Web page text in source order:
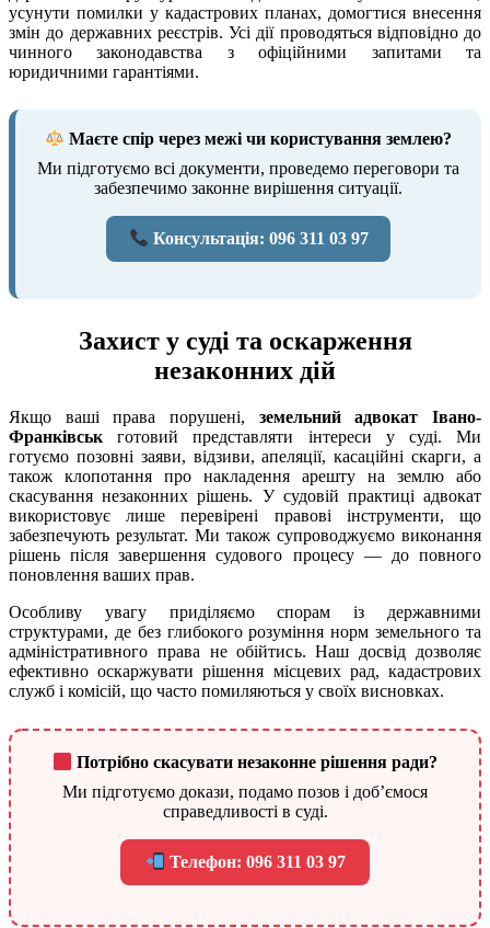
усунути помилки у кадастрових планах, домогтися внесення
змін до державних реєстрів. Усі дії проводяться відповідно до
чинного законодавства з офіційними запитами та
юридичними гарантіями.
Маєте спір через межі чи користування землею?
Ми підготуємо всі документи, проведемо переговори та
забезпечимо законне вирішення ситуації.
Консультація: 096 311 03 97
Захист у суді та оскарження
незаконних дій
Якщо ваші права порушені, земельний адвокат Івано-
Франківськ готовий представляти інтереси у суді. Ми
готуємо позовні заяви, відзиви, апеляції, касаційні скарги, а
також клопотання про накладення арешту на землю або
скасування незаконних рішень. У судовій практиці адвокат
використовує лише перевірені правові інструменти, що
забезпечують результат. Ми також супроводжуємо виконання
рішень після завершення судового процесу — до повного
поновлення ваших прав.
Особливу увагу приділяємо спорам із державними
структурами, де без глибокого розуміння норм земельного та
адміністративного права не обійтись. Наш досвід дозволяє
ефективно оскаржувати рішення місцевих рад, кадастрових
служб і комісій, що часто помиляються у своїх висновках.
Потрібно скасувати незаконне рішення ради?
Ми підготуємо докази, подамо позов і доб’ємося
справедливості в суді.
Телефон: 096 311 03 97